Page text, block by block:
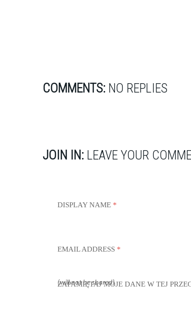
COMMENTS: NO REPLIES
JOIN IN: LEAVE YOUR
DISPLAY NAME *
EMAIL ADDRESS *
(will not be shared)
ZAPAMIĘTAJ MOJE DANE W TEJ